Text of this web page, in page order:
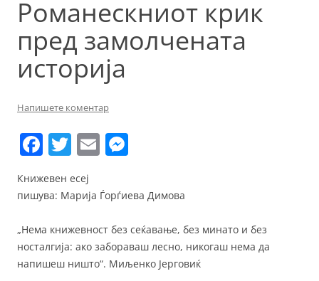
Романескниот крик
пред замолчената
историја
Напишете коментар
F
c
b
o
T
w
itt
E
ai ss
n
g
Книжевен есеј
пишува: Марија Ѓорѓиева Димова
„Нема книжевност без сеќавање, без минато и без
носталгија: ако забораваш лесно, никогаш нема да
напишеш ништо“. Миљенко Јерговиќ